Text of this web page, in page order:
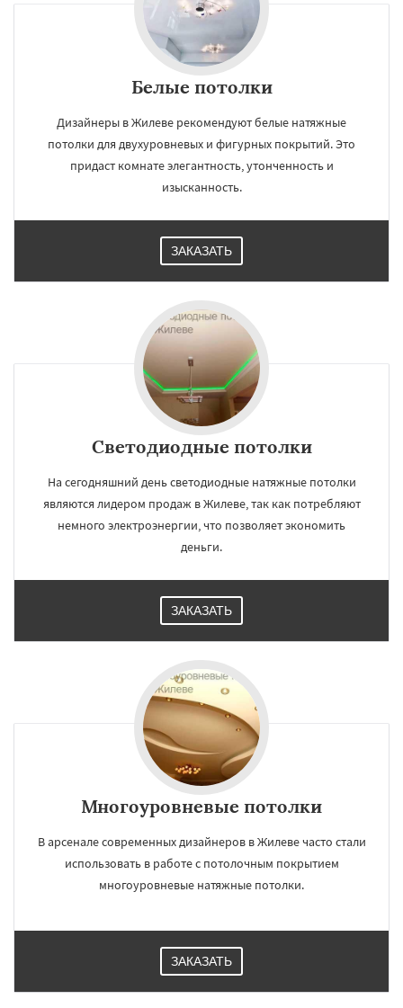
Белые потолки
Дизайнеры в Жилеве рекомендуют белые натяжные
потолки для двухуровневых и фигурных покрытий. Это
придаст комнате элегантность, утонченность и
изысканность.
ЗАКАЗАТЬ
Светодиодные потолки
На сегодняшний день светодиодные натяжные потолки
являются лидером продаж в Жилеве, так как потребляют
немного электроэнергии, что позволяет экономить
деньги.
ЗАКАЗАТЬ
Многоуровневые потолки
В арсенале современных дизайнеров в Жилеве часто стали
использовать в работе с потолочным покрытием
многоуровневые натяжные потолки.
ЗАКАЗАТЬ